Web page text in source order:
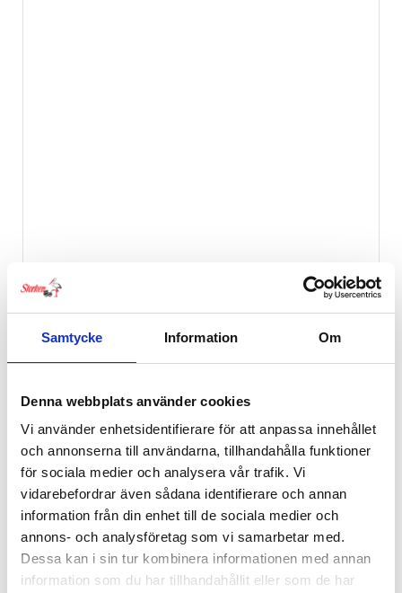
Samtycke Information Om
Denna webbplats använder cookies
Vi använder enhetsidentifierare för att anpassa innehållet
och annonserna till användarna, tillhandahålla funktioner
för sociala medier och analysera vår trafik. Vi
vidarebefordrar även sådana identifierare och annan
information från din enhet till de sociala medier och
annons- och analysföretag som vi samarbetar med.
Dessa kan i sin tur kombinera informationen med annan
information som du har tillhandahållit eller som de har
Playgro Zebra 9 Links Pack
99kr